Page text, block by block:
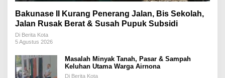
Bakunase II Kurang Penerang Jalan, Bis Sekolah,
Jalan Rusak Berat & Susah Pupuk Subsidi
Di Berita Kota
5 Agustus 2026
Masalah Minyak Tanah, Pasar & Sampah
Keluhan Utama Warga Airnona
Di Berita Kota